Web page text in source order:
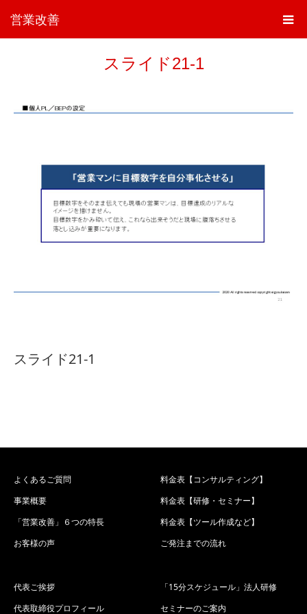
営業改善
スライド21-1
スライド21-1
よくあるご質問
事業概要
「営業改善」６つの特長
お客様の声
料金表【コンサルティング】
料金表【研修・セミナー】
料金表【ツール作成など】
ご発注までの流れ
代表ご挨拶
代表取締役プロフィール
「15分スケジュール」法人研修
セミナーのご案内